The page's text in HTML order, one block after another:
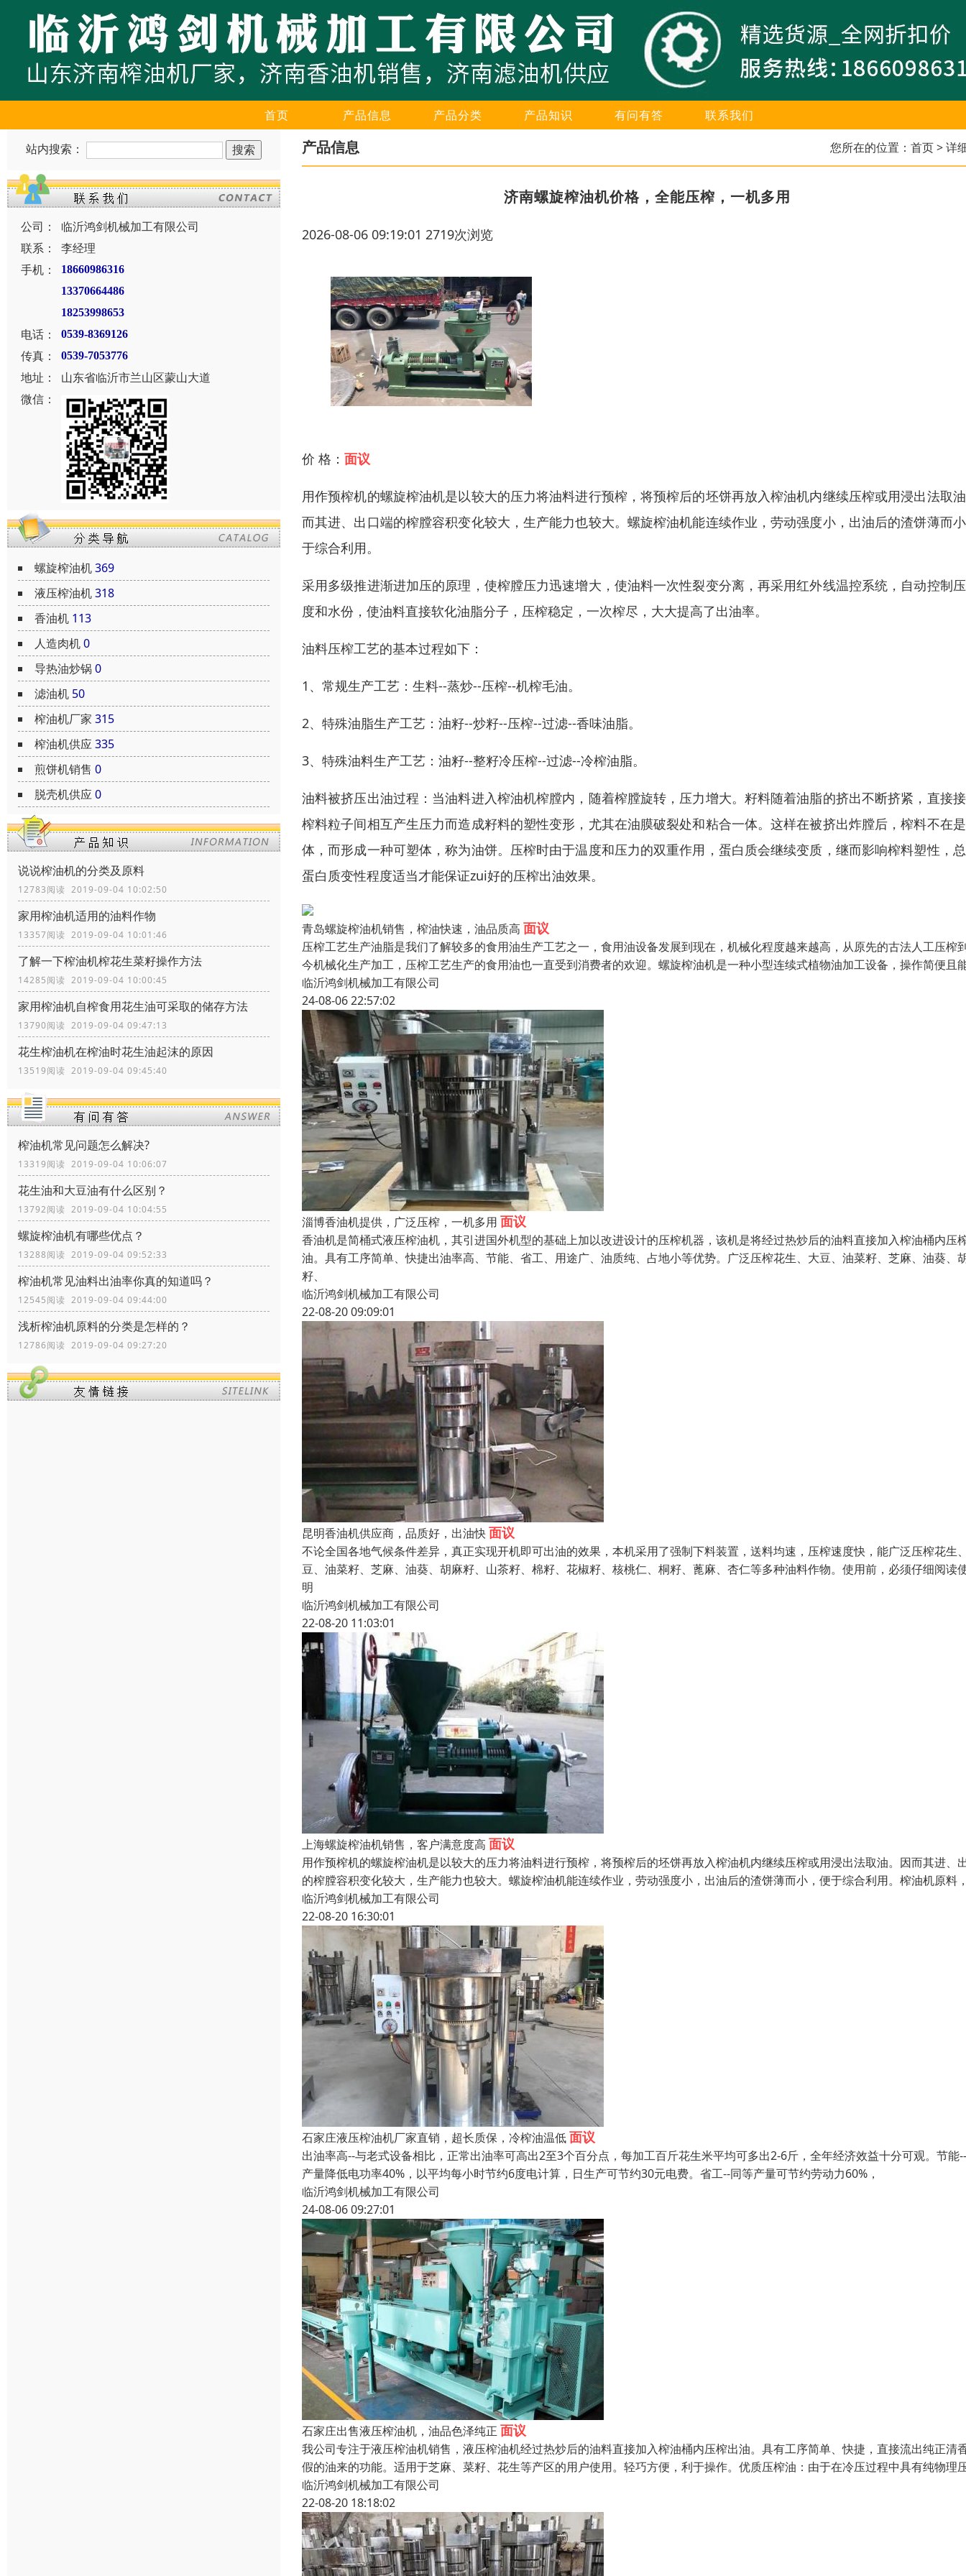
首页 产品信息 产品分类 产品知识 有问有答 联系我们
站内搜索：
公司：
临沂鸿剑机械加工有限公司
联系：
李经理
手机：
18660986316
13370664486
18253998653
电话： 0539-8369126
传真： 0539-7053776
地址：
山东省临沂市兰山区蒙山大道
微信：
螺旋榨油机369
液压榨油机318
香油机 113
人造肉机0
导热油炒锅 0
滤油机 50
榨油机厂家 315
榨油机供应335
煎饼机销售 0
脱壳机供应0
说说榨油机的分类及原料
12783阅读 2019-09-04 10:02:50
家用榨油机适用的油料作物
13357阅读 2019-09-04 10:01:46
了解一下榨油机榨花生菜籽操作方法
14285阅读 2019-09-04 10:00:45
家用榨油机自榨食用花生油可采取的储存方法
13790阅读 2019-09-04 09:47:13
花生榨油机在榨油时花生油起沫的原因
13519阅读 2019-09-04 09:45:40
榨油机常见问题怎么解决?
13319阅读 2019-09-04 10:06:07
花生油和大豆油有什么区别？
13792阅读 2019-09-04 10:04:55
螺旋榨油机有哪些优点？
13288阅读 2019-09-04 09:52:33
榨油机常见油料出油率你真的知道吗？
12545阅读 2019-09-04 09:44:00
浅析榨油机原料的分类是怎样的？
12786阅读 2019-09-04 09:27:20
产品信息 您所在的位置： 首页> 详
济南螺旋榨油机价格，全能压榨，一机多用
2026-08-06 09:19:01 2719次浏览
价 格： 面议
用作预榨机的螺旋榨油机是以较大的压力将油料进行预榨，将预榨后的坯饼再放入榨油机内继续压榨或用浸出法取
而其进、出口端的榨膛容积变化较大，生产能力也较大。螺旋榨油机能连续作业，劳动强度小，出油后的渣饼薄而
于综合利用。
采用多级推进渐进加压的原理，使榨膛压力迅速增大，使油料一次性裂变分离，再采用红外线温控系统，自动控制
度和水份，使油料直接软化油脂分子，压榨稳定，一次榨尽，大大提高了出油率。
油料压榨工艺的基本过程如下：
1、常规生产工艺：生料--蒸炒--压榨--机榨毛油。
2、特殊油脂生产工艺：油籽--炒籽--压榨--过滤--香味油脂。
3、特殊油料生产工艺：油籽--整籽冷压榨--过滤--冷榨油脂。
油料被挤压出油过程：当油料进入榨油机榨膛内，随着榨膛旋转，压力增大。籽料随着油脂的挤出不断挤紧，直接
榨料粒子间相互产生压力而造成籽料的塑性变形，尤其在油膜破裂处和粘合一体。这样在被挤出炸膛后，榨料不在
体，而形成一种可塑体，称为油饼。压榨时由于温度和压力的双重作用，蛋白质会继续变质，继而影响榨料塑性，
蛋白质变性程度适当才能保证zui好的压榨出油效果。
青岛螺旋榨油机销售，榨油快速，油品质高 面议
压榨工艺生产油脂是我们了解较多的食用油生产工艺之一，食用油设备发展到现在，机械化程度越来越高，从原先的古法人工压榨
今机械化生产加工，压榨工艺生产的食用油也一直受到消费者的欢迎。螺旋榨油机是一种小型连续式植物油加工设备，操作简便且
临沂鸿剑机械加工有限公司
24-08-06 22:57:02
淄博香油机提供，广泛压榨，一机多用 面议
香油机是简桶式液压榨油机，其引进国外机型的基础上加以改进设计的压榨机器，该机是将经过热炒后的油料直接加入榨油桶内压
油。具有工序简单、快捷出油率高、节能、省工、用途广、油质纯、占地小等优势。广泛压榨花生、大豆、油菜籽、芝麻、油葵、
籽、
临沂鸿剑机械加工有限公司
22-08-20 09:09:01
昆明香油机供应商，品质好，出油快面议
不论全国各地气候条件差异，真正实现开机即可出油的效果，本机采用了强制下料装置，送料均速，压榨速度快，能广泛压榨花生
豆、油菜籽、芝麻、油葵、胡麻籽、山茶籽、棉籽、花椒籽、核桃仁、桐籽、蓖麻、杏仁等多种油料作物。使用前，必须仔细阅读
明
临沂鸿剑机械加工有限公司
22-08-20 11:03:01
上海螺旋榨油机销售，客户满意度高 面议
用作预榨机的螺旋榨油机是以较大的压力将油料进行预榨，将预榨后的坯饼再放入榨油机内继续压榨或用浸出法取油。因而其进、
的榨膛容积变化较大，生产能力也较大。螺旋榨油机能连续作业，劳动强度小，出油后的渣饼薄而小，便于综合利用。榨油机原料
临沂鸿剑机械加工有限公司
22-08-20 16:30:01
石家庄液压榨油机厂家直销，超长质保，冷榨油温低面议
出油率高--与老式设备相比，正常出油率可高出2至3个百分点，每加工百斤花生米平均可多出2-6斤，全年经济效益十分可观。节能
产量降低电功率40%，以平均每小时节约6度电计算，日生产可节约30元电费。省工--同等产量可节约劳动力60%，
临沂鸿剑机械加工有限公司
24-08-06 09:27:01
石家庄出售液压榨油机，油品色泽纯正 面议
我公司专注于液压榨油机销售，液压榨油机经过热炒后的油料直接加入榨油桶内压榨出油。具有工序简单、快捷，直接流出纯正清
假的油来的功能。适用于芝麻、菜籽、花生等产区的用户使用。轻巧方便，利于操作。优质压榨油：由于在冷压过程中具有纯物理
临沂鸿剑机械加工有限公司
22-08-20 18:18:02